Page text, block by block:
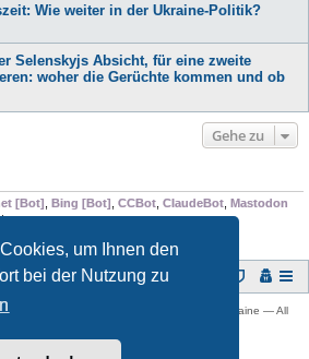
um Ihnen den
bei der Nutzung zu
Wie weiter in der Ukraine-Politik?
Selenskyjs Absicht, für eine zweite
woher die Gerüchte kommen und ob
Gehe zu
[Bot] Bing [Bot] CCBot ClaudeBot Mastodon
Forum: Infos, Tipps und Diskussionen zur Ukraine — All